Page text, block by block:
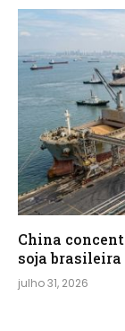
China
soja brasileira
julho 31, 2026